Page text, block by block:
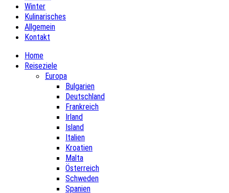
Winter
Kulinarisches
Allgemein
Kontakt
Home
Reiseziele
Europa
Bulgarien
Deutschland
Frankreich
Irland
Island
Italien
Kroatien
Malta
Österreich
Schweden
Spanien